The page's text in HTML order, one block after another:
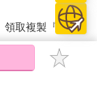
領取複製『兌換
能以金石堂專屬